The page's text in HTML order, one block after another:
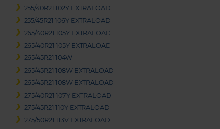
255/40R21 102Y EXTRALOAD
255/45R21 106Y EXTRALOAD
265/40R21 105Y EXTRALOAD
265/40R21 105Y EXTRALOAD
265/45R21 104W
265/45R21 108W EXTRALOAD
265/45R21 108W EXTRALOAD
275/40R21 107Y EXTRALOAD
275/45R21 110Y EXTRALOAD
275/50R21 113V EXTRALOAD